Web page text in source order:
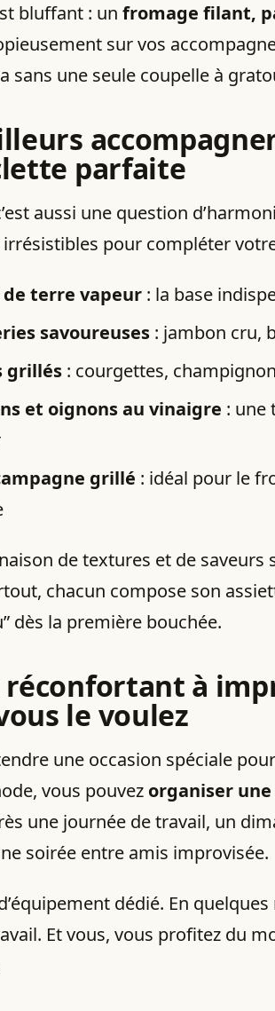
bluffant : un fromage filant,
sur vos
sans une seule coupelle à
parfaite
aussi une question
pour compléter
de terre vapeur : la base
savoureuses : jambon cru,
grillés : courgettes,
et oignons au vinaigre : une
grillé : idéal pour le
de textures et de saveurs
chacun compose son
dès la première bouchée.
réconfortant à
le voulez
une occasion spéciale
vous pouvez organiser
une journée de travail, un
soirée entre amis improvisée.
dédié. En
Et vous, vous profitez du